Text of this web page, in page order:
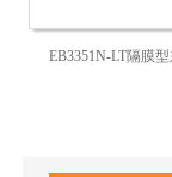
EB3351N-LT隔膜